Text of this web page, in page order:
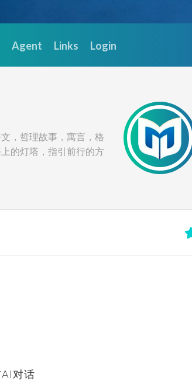
Agent Links Login
，哲理故事，寓言，格
的灯塔，指引前行的方
对话